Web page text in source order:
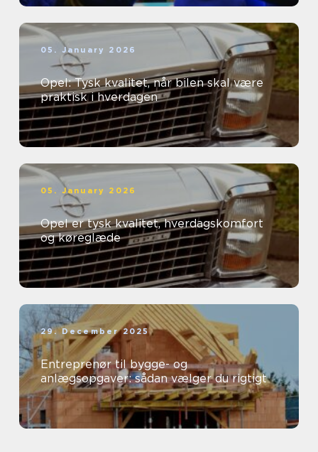
05. January 2026
Opel: Tysk kvalitet, når bilen skal være
praktisk i hverdagen
05. January 2026
Opel er tysk kvalitet, hverdagskomfort
og køreglæde
29. December 2025
Entreprenør til bygge- og
anlægsopgaver: sådan vælger du rigtigt